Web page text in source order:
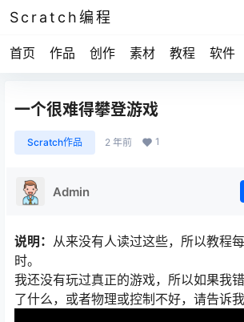
Scratch编程
首页 作品 创作 素材 教程 软件
一个很难得攀登游戏
Scratch作品 2 年前 1
Admin
说明： 从来没有人读过这些，所以教程
时。
我还没有玩过真正的游戏，所以如果我
了什么，或者物理或控制不好，请告诉我